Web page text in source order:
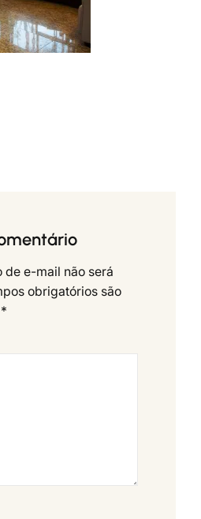
de e-mail não será
obrigatórios são
*